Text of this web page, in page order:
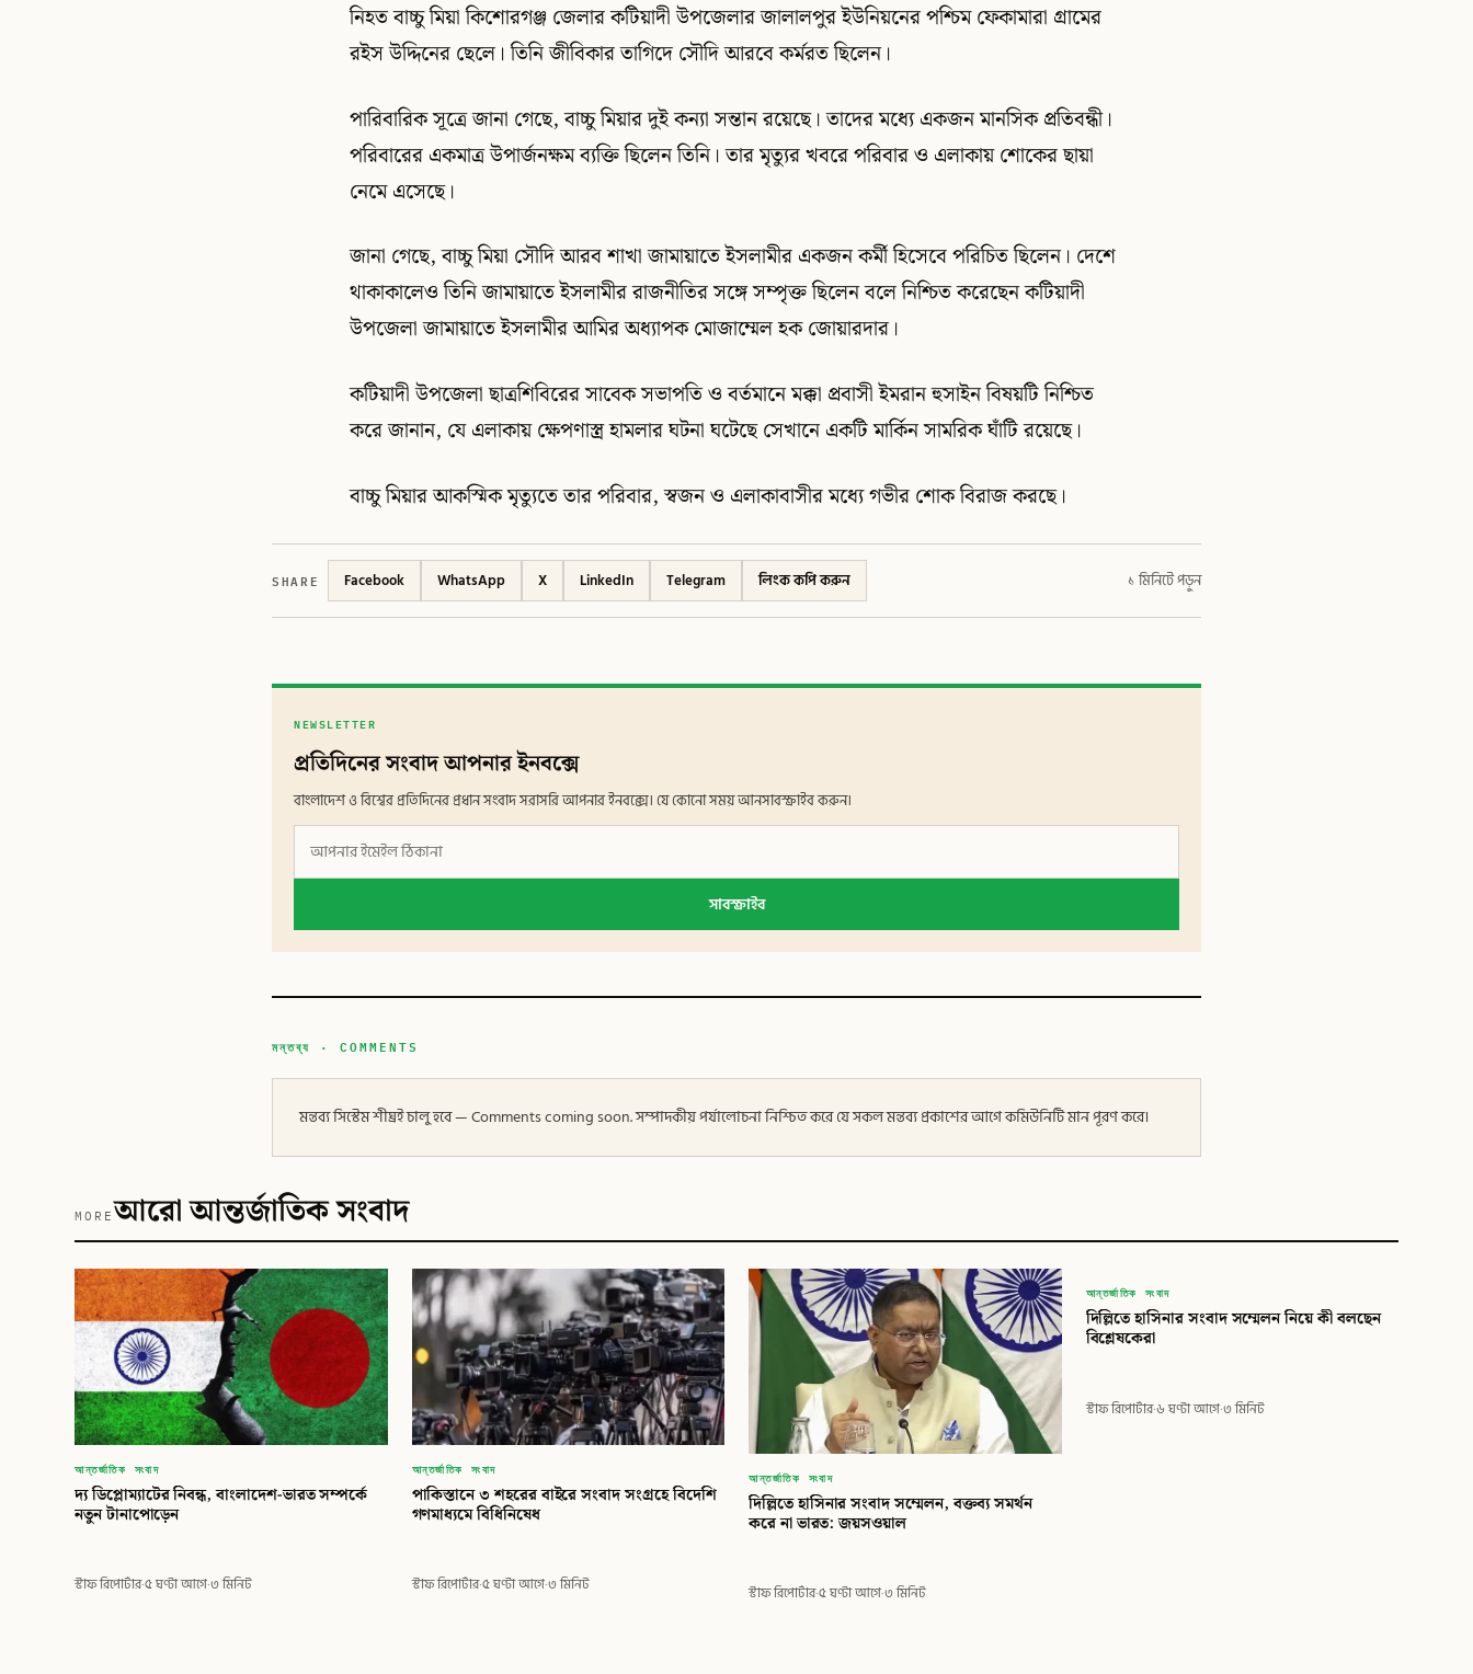
নিহত বাচ্চু মিয়া কিশোরগঞ্জ জেলার কটিয়াদী উপজেলার জালালপুর ইউনিয়নের পশ্চিম ফেকামারা গ্রামের
রইস উদ্দিনের ছেলে। তিনি জীবিকার তাগিদে সৌদি আরবে কর্মরত ছিলেন।
পারিবারিক সূত্রে জানা গেছে, বাচ্চু মিয়ার দুই কন্যা সন্তান রয়েছে। তাদের মধ্যে একজন মানসিক প্রতিবন্ধী।
পরিবারের একমাত্র উপার্জনক্ষম ব্যক্তি ছিলেন তিনি। তার মৃত্যুর খবরে পরিবার ও এলাকায় শোকের ছায়া
নেমে এসেছে।
জানা গেছে, বাচ্চু মিয়া সৌদি আরব শাখা জামায়াতে ইসলামীর একজন কর্মী হিসেবে পরিচিত ছিলেন। দেশে
থাকাকালেও তিনি জামায়াতে ইসলামীর রাজনীতির সঙ্গে সম্পৃক্ত ছিলেন বলে নিশ্চিত করেছেন কটিয়াদী
উপজেলা জামায়াতে ইসলামীর আমির অধ্যাপক মোজাম্মেল হক জোয়ারদার।
কটিয়াদী উপজেলা ছাত্রশিবিরের সাবেক সভাপতি ও বর্তমানে মক্কা প্রবাসী ইমরান হুসাইন বিষয়টি নিশ্চিত
করে জানান, যে এলাকায় ক্ষেপণাস্ত্র হামলার ঘটনা ঘটেছে সেখানে একটি মার্কিন সামরিক ঘাঁটি রয়েছে।
বাচ্চু মিয়ার আকস্মিক মৃত্যুতে তার পরিবার, স্বজন ও এলাকাবাসীর মধ্যে গভীর শোক বিরাজ করছে।
SHARE Facebook WhatsApp X LinkedIn Telegram লিংক কপি করুন ১ মিনিটে পড়ুন
NEWSLETTER
প্রতিদিনের সংবাদ আপনার ইনবক্সে
বাংলাদেশ ও বিশ্বের প্রতিদিনের প্রধান সংবাদ সরাসরি আপনার ইনবক্সে। যে কোনো সময় আনসাবস্ক্রাইব করুন।
সাবস্ক্রাইব
মন্তব্য · COMMENTS
মন্তব্য সিস্টেম শীঘ্রই চালু হবে — Comments coming soon. সম্পাদকীয় পর্যালোচনা নিশ্চিত করে যে সকল মন্তব্য প্রকাশের আগে কমিউনিটি মান পূরণ করে।
MOREআরো আন্তর্জাতিক সংবাদ
আন্তর্জাতিক সংবাদ
দ্য ডিপ্লোম্যাটের নিবন্ধ, বাংলাদেশ-ভারত সম্পর্কে
নতুন টানাপোড়েন
স্টাফ রিপোর্টার·৫ ঘণ্টা আগে·৩ মিনিট
আন্তর্জাতিক সংবাদ
পাকিস্তানে ৩ শহরের বাইরে সংবাদ সংগ্রহে বিদেশি
গণমাধ্যমে বিধিনিষেধ
স্টাফ রিপোর্টার·৫ ঘণ্টা আগে·৩ মিনিট
আন্তর্জাতিক সংবাদ
দিল্লিতে হাসিনার সংবাদ সম্মেলন, বক্তব্য সমর্থন
করে না ভারত: জয়সওয়াল
স্টাফ রিপোর্টার·৫ ঘণ্টা আগে·৩ মিনিট
বিডি
বিডি গ্লোবাল টাইমস
আন্তর্জাতিক সংবাদ
দিল্লিতে হাসিনার সংবাদ সম্মেলন নিয়ে কী বলছেন
বিশ্লেষকেরা
স্টাফ রিপোর্টার·৬ ঘণ্টা আগে·৩ মিনিট